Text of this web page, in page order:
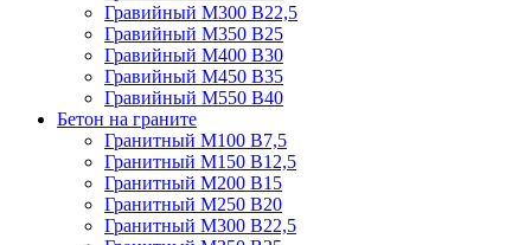
Гравийный М300 В22,5
Гравийный М350 В25
Гравийный М400 В30
Гравийный М450 В35
Гравийный М550 В40
Бетон на граните
Гранитный М100 В7,5
Гранитный М150 В12,5
Гранитный М200 В15
Гранитный М250 В20
Гранитный М300 В22,5